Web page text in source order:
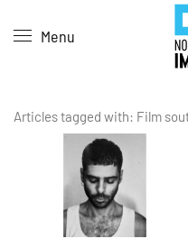
Skip to main content
Menu
Articles tagged with: Film
Panneau de gestion des